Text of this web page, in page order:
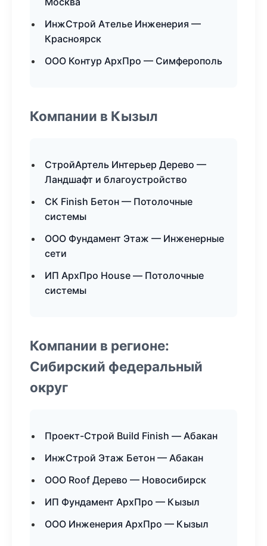
ИнжСтрой Ателье Инженерия —
Красноярск
ООО Контур АрхПро — Симферополь
Компании в Кызыл
СтройАртель Интерьер Дерево —
Ландшафт и благоустройство
СК Finish Бетон — Потолочные
системы
ООО Фундамент Этаж — Инженерные
сети
ИП АрхПро House — Потолочные
системы
Компании в регионе:
Сибирский федеральный
округ
Проект-Строй Build Finish — Абакан
ИнжСтрой Этаж Бетон — Абакан
ООО Roof Дерево — Новосибирск
ИП Фундамент АрхПро — Кызыл
ООО Инженерия АрхПро — Кызыл